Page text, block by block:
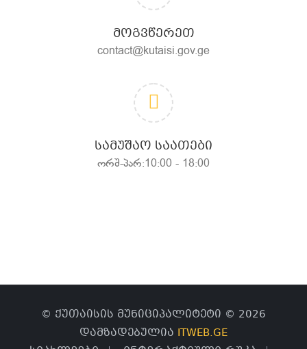
ᲛᲝᲒᲕᲬᲔᲠᲔᲗ
contact@kutaisi.gov.ge
ᲡᲐᲛᲣᲨᲐᲝ ᲡᲐᲐᲗᲔᲑᲘ
ორშ-პარ:10:00 - 18:00
© ქუთაისის მუნიციპალიტეტი © 2026
დამზადებულია ITWEB.GE